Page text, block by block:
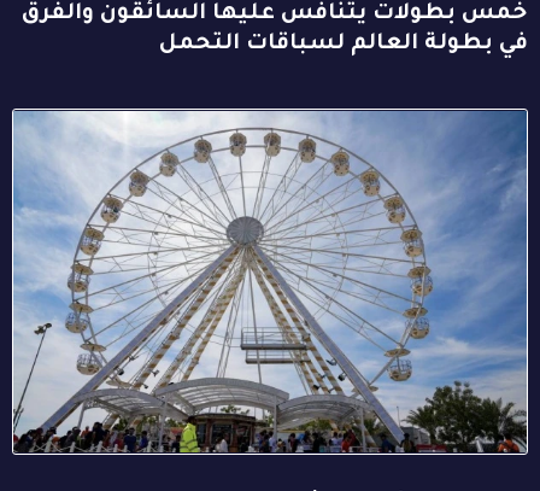
خمس بطولات يتنافس عليها السائقون والفرق
في بطولة العالم لسباقات التحمل